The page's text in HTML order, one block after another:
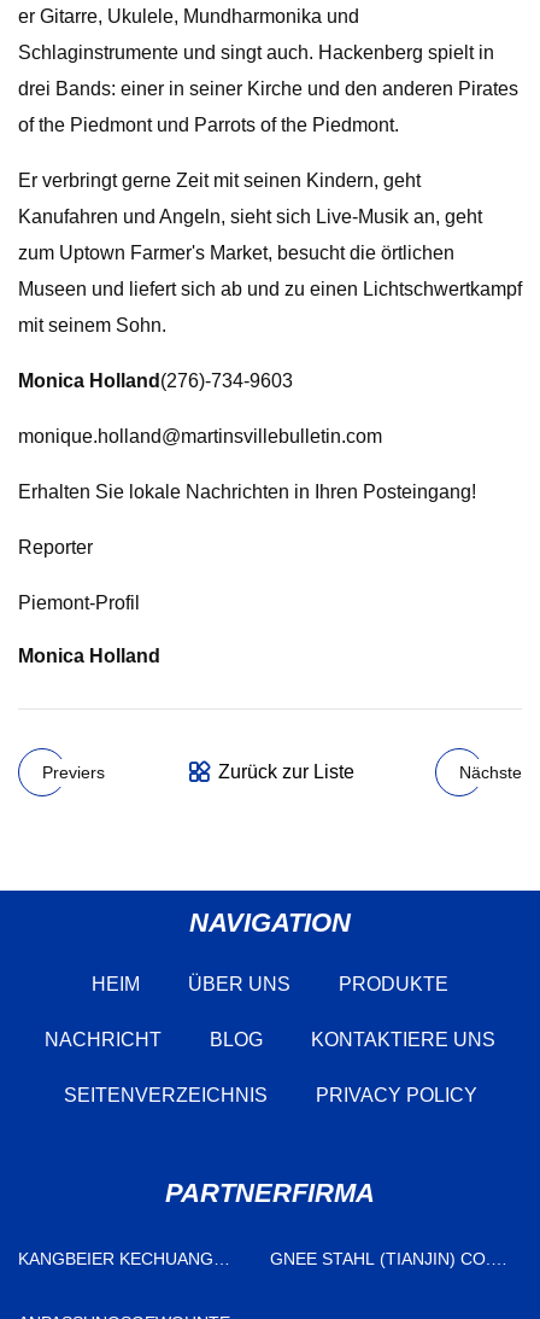
er Gitarre, Ukulele, Mundharmonika und
Schlaginstrumente und singt auch. Hackenberg spielt in
drei Bands: einer in seiner Kirche und den anderen Pirates
of the Piedmont und Parrots of the Piedmont.
Er verbringt gerne Zeit mit seinen Kindern, geht
Kanufahren und Angeln, sieht sich Live-Musik an, geht
zum Uptown Farmer's Market, besucht die örtlichen
Museen und liefert sich ab und zu einen Lichtschwertkampf
mit seinem Sohn.
Monica Holland (276)-734-9603
monique.holland@martinsvillebulletin.com
Erhalten Sie lokale Nachrichten in Ihren Posteingang!
Reporter
Piemont-Profil
Monica Holland
Previers Zurück zur Liste Nächste
NAVIGATION
HEIM ÜBER UNS PRODUKTE
NACHRICHT BLOG KONTAKTIERE UNS
SEITENVERZEICHNIS PRIVACY POLICY
PARTNERFIRMA
KANGBEIER KECHUANG
GNEE STAHL (TIANJIN) CO.,